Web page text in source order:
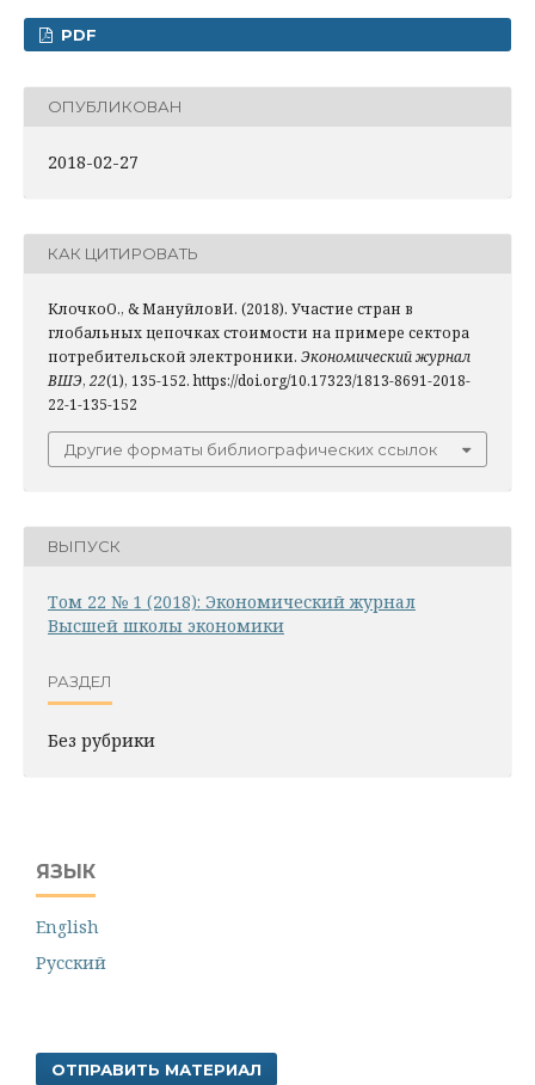
PDF
ОПУБЛИКОВАН
2018-02-27
КАК ЦИТИРОВАТЬ
КлочкоО., & МануйловИ. (2018). Участие стран в
глобальных цепочках стоимости на примере сектора
потребительской электроники. Экономический журнал
ВШЭ, 22(1), 135-152. https://doi.org/10.17323/1813-8691-2018-
22-1-135-152
Другие форматы библиографических ссылок
ВЫПУСК
Том 22 № 1 (2018): Экономический журнал
Высшей школы экономики
РАЗДЕЛ
Без рубрики
ЯЗЫК
English
Русский
ОТПРАВИТЬ МАТЕРИАЛ